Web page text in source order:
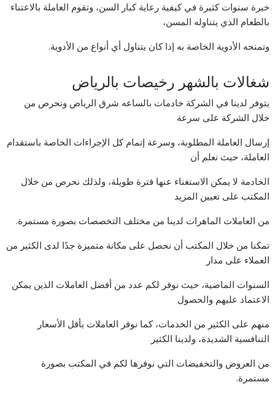
خبرة سنوات كثيرة في كيفية رعاية كبار السن، وتقوم العاملة بالاعتناء
بالطعام الذي يتناوله المسن،
وتمنحه الأدوية الخاصة به إذا كان يتناول أي أنواع من الأدوية.
شغالات بالشهر رخيصات بالرياض
يتوفر لدينا في الشركة خادمات بالساعه شرق الرياض ونحرص من
خلال الشركة على سرعة
إرسال العاملة المطلوبة، وسرعة إتمام كل الإجراءات الخاصة باستقدام
العاملة، حيث نعلم أن
الخادمة لا يمكن الاستغناء عنها فترة طويلة، ولذلك نحرص من خلال
المكتب على تعيين المزيد
من العاملات الماهرات لدينا من مختلف التخصصات بصورة مستمرة.
تمكنا من خلال المكتب أن نحصل على مكانة متميزة جدًا لدى الكثير من
العملاء على مدار
السنوات الماضية، حيث نوفر لكم عدد من أفضل العاملات الذين يمكن
الاعتماد عليهم والحصول
منهم على الكثير من الخدمات، كما نوفر العاملات بأقل الأسعار
التنافسية الشديدة، ولدينا الكثير
من العروض والتخفيضات التي نوفرها لكم في المكتب بصورة
مستمرة.